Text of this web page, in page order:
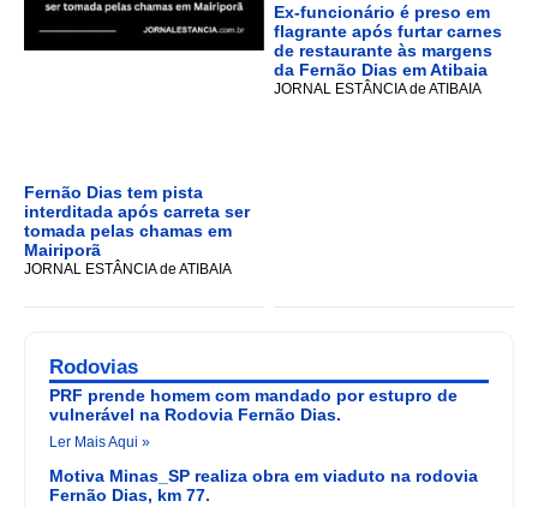
Fernão Dias tem pista
interditada após carreta ser
tomada pelas chamas em
Mairiporã
JORNAL ESTÂNCIA de ATIBAIA
Ex-funcionário é preso em
flagrante após furtar carnes
de restaurante às margens
da Fernão Dias em Atibaia
JORNAL ESTÂNCIA de ATIBAIA
Rodovias
PRF prende homem com mandado por estupro de
vulnerável na Rodovia Fernão Dias.
Ler Mais Aqui »
Motiva Minas_SP realiza obra em viaduto na rodovia
Fernão Dias, km 77.